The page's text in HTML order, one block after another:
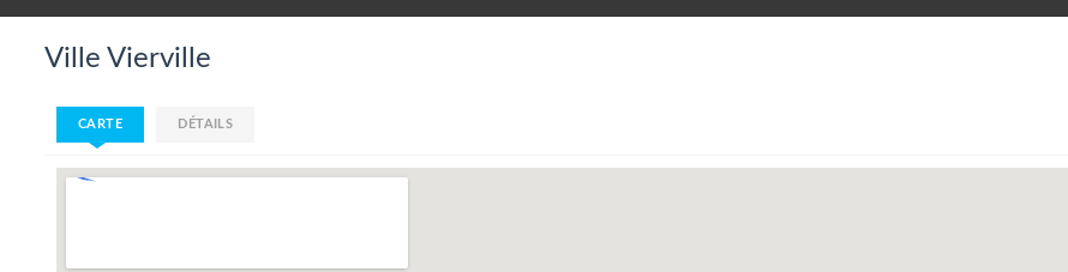
Ville Vierville
CARTE DÉTAILS